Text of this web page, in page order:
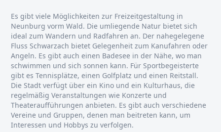
Es gibt viele Möglichkeiten zur Freizeitgestaltung in
Neunburg vorm Wald. Die umliegende Natur bietet sich
ideal zum Wandern und Radfahren an. Der nahegelegene
Fluss Schwarzach bietet Gelegenheit zum Kanufahren oder
Angeln. Es gibt auch einen Badesee in der Nähe, wo man
schwimmen und sich sonnen kann. Für Sportbegeisterte
gibt es Tennisplätze, einen Golfplatz und einen Reitstall.
Die Stadt verfügt über ein Kino und ein Kulturhaus, die
regelmäßig Veranstaltungen wie Konzerte und
Theateraufführungen anbieten. Es gibt auch verschiedene
Vereine und Gruppen, denen man beitreten kann, um
Interessen und Hobbys zu verfolgen.